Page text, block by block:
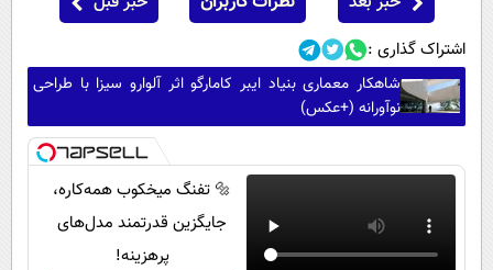
اشتراک گذاری :
شاهکار معماری بنیاد ایبر کامارگو اثر آلوارو سیزا با طراحی
نوآورانه (+عکس)
🔩 تفنگ میخکوب همه‌کاره،
جایگزین قدرتمند مدل‌های
پرهزینه!